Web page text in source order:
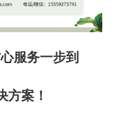
服务一步到
方案！